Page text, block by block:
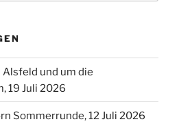
und um die
19 Juli 2026
Sommerrunde, 12 Juli 2026